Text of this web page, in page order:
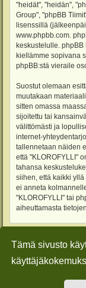
Tämä sivusto
"heidät", "heidän",
Group", "phpBB
lisenssillä
www.phpbb.com .
keskustelulle. phpBB
kiellämme sopivana
phpBB:stä vieraile
Suostut olemaan
muutakaan
sitten omassa
sijoitettu tai
välittömästi ja
internet-
tallennetaan näiden
että "KLOROFYLLI"
tahansa
siihen, että kaikki
ei anneta
"KLOROFYLLI" tai
aiheuttamasta
Etusivu
Keskustelufoorumin